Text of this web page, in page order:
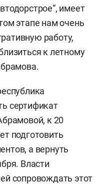
имеет
этапе нам очень
работу,
к летному
сертификат
к 20
подготовить
а вернуть
Власти
сопровождать этот